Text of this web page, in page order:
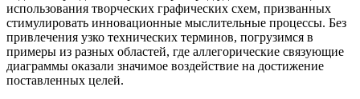
использования творческих графических схем, призванных
стимулировать инновационные мыслительные процессы. Без
привлечения узко технических терминов, погрузимся в
примеры из разных областей, где аллегорические связующие
диаграммы оказали значимое воздействие на достижение
поставленных целей.